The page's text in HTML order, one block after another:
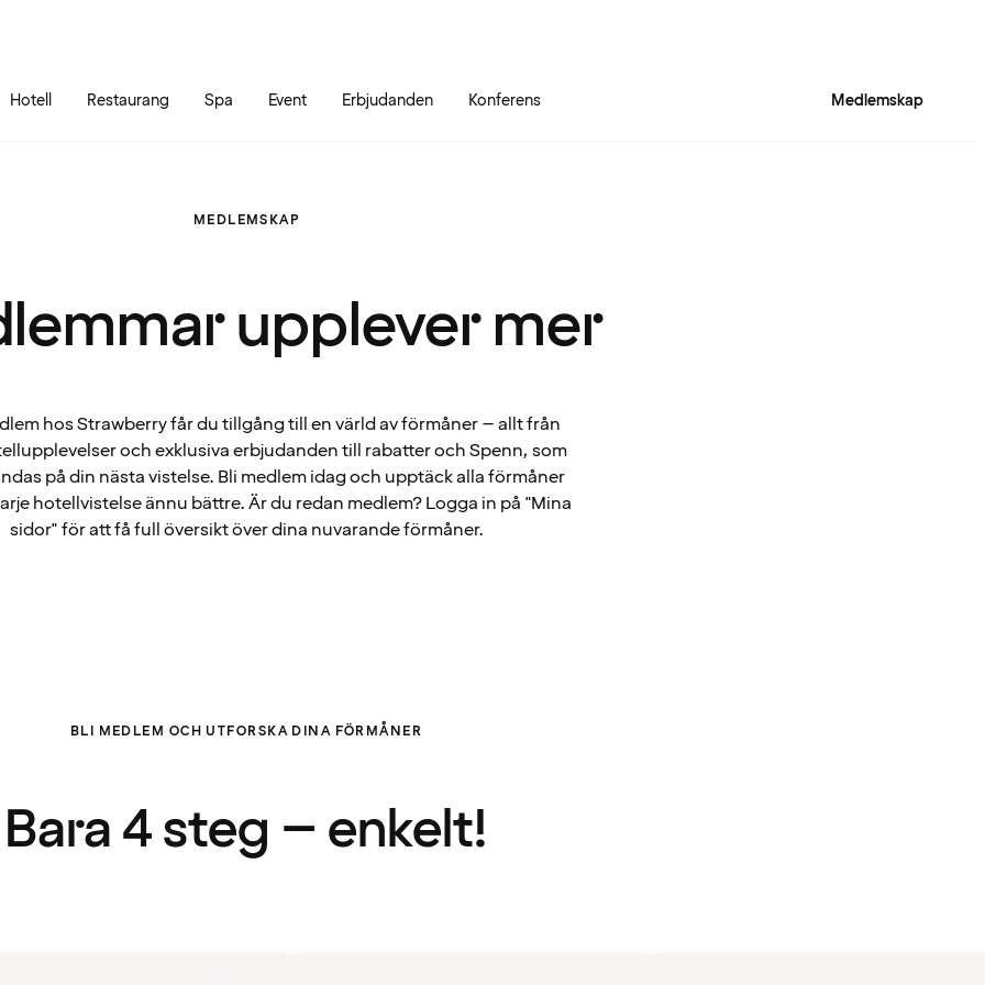
Hotell Restaurang Spa Event Erbjudanden Konferens Medlemskap
MEDLEMSKAP
upplever mer
hos Strawberry får du tillgång till en värld av förmåner – allt från
och exklusiva erbjudanden till rabatter och Spenn, som
på din nästa vistelse. Bli medlem idag och upptäck alla förmåner
hotellvistelse ännu bättre. Är du redan medlem? Logga in på "Mina
sidor" för att få full översikt över dina nuvarande förmåner.
BLI MEDLEM OCH UTFORSKA DINA FÖRMÅNER
Bara 4 steg – enkelt!